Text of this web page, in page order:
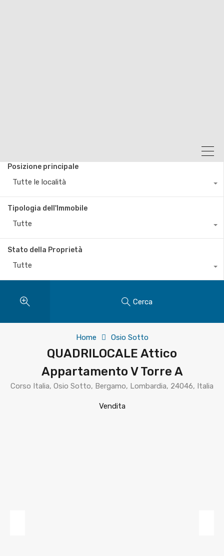
Posizione principale
Tutte le località
Tipologia dell'Immobile
Tutte
Stato della Proprietà
Tutte
Cerca
Home Osio Sotto
QUADRILOCALE Attico
Appartamento V Torre A
Corso Italia, Osio Sotto, Bergamo, Lombardia, 24046, Italia
Vendita